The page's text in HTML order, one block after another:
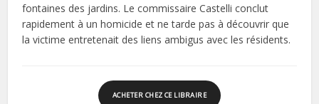
fontaines des jardins. Le commissaire Castelli conclut
rapidement à un homicide et ne tarde pas à découvrir que
la victime entretenait des liens ambigus avec les résidents.
ACHETER CHEZ CE LIBRAIRE